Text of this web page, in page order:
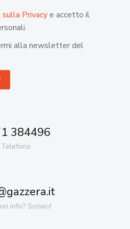
Privacye accetto il
alla newsletter del
384496
Telefono
info? Scrivici!